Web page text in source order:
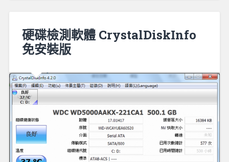
硬碟檢測軟體 CrystalDiskInfo
免安裝版